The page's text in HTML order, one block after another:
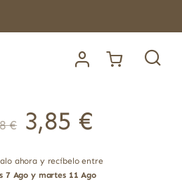
€ 3,85 €
ahora y recíbelo entre
7 Ago y martes 11 Ago